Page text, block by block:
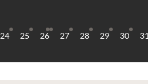
24 25 26 27 28 29 30 31